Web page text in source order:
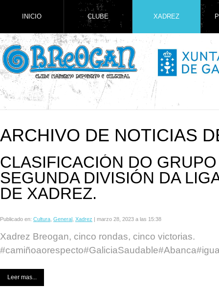
INICIO CLUBE XADREZ
ARCHIVO DE NOTICIAS
CLASIFICACIÓN DO
SEGUNDA DIVISIÓN DA
DE XADREZ.
Publicado en: Cultura General Xadrez | marzo 28, 2023 a las 15:38
Xadrez Breogan, cinco rondas, cinco victorias.
Leer mas...